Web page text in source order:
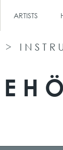
ARTISTS
>